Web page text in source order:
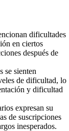
dificultades
en ciertos
después de
se sienten
de dificultad, lo
y dificultad
expresan su
de suscripciones
inesperados.